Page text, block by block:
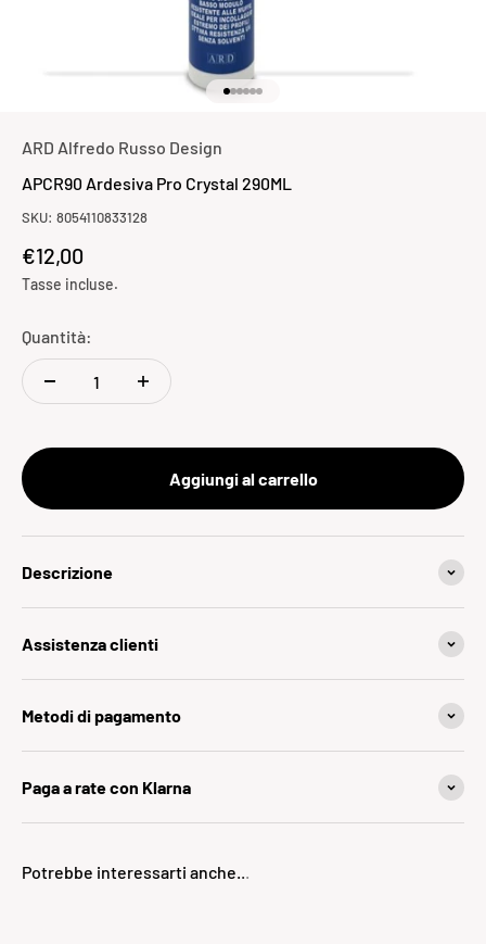
ARD Alfredo Russo Design
APCR90 Ardesiva Pro Crystal 290ML
SKU: 8054110833128
Prezzo scontato
€12,00
Tasse incluse.
Quantità:
Aggiungi al carrello
Descrizione
Assistenza clienti
Metodi di pagamento
Paga a rate con Klarna